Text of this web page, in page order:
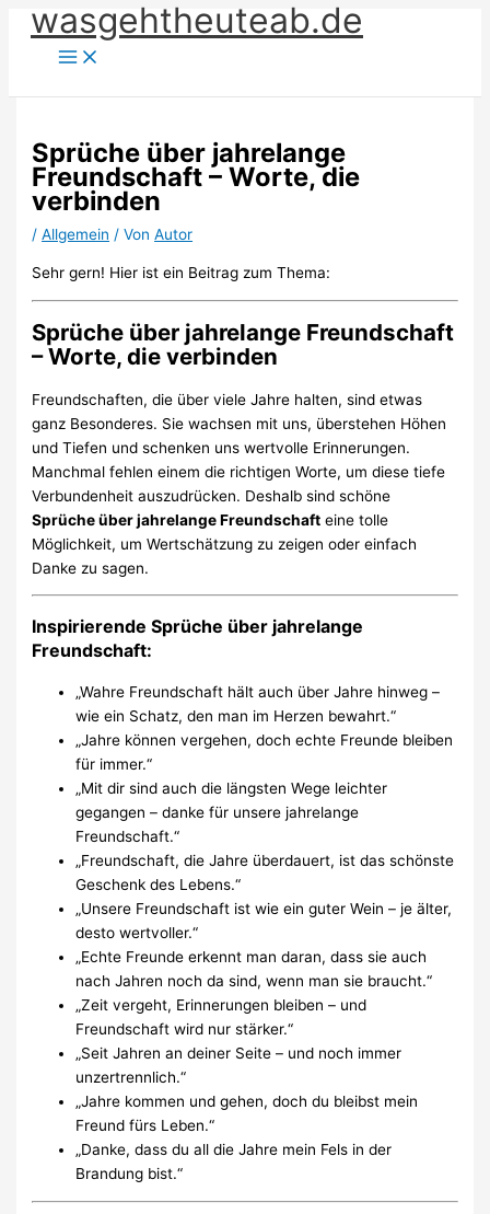
Zum
Inhalt
springen
wasgehtheuteab.de
Sprüche über jahrelange
Freundschaft – Worte, die
verbinden
/Allgemein / VonAutor
Sehr gern! Hier ist ein Beitrag zum Thema:
Sprüche über jahrelange Freundschaft
– Worte, die verbinden
Freundschaften, die über viele Jahre halten, sind etwas
ganz Besonderes. Sie wachsen mit uns, überstehen Höhen
und Tiefen und schenken uns wertvolle Erinnerungen.
Manchmal fehlen einem die richtigen Worte, um diese tiefe
Verbundenheit auszudrücken. Deshalb sind schöne
Sprüche über jahrelange Freundschaft eine tolle
Möglichkeit, um Wertschätzung zu zeigen oder einfach
Danke zu sagen.
Inspirierende Sprüche über jahrelange
Freundschaft:
„Wahre Freundschaft hält auch über Jahre hinweg –
wie ein Schatz, den man im Herzen bewahrt.“
„Jahre können vergehen, doch echte Freunde bleiben
für immer.“
„Mit dir sind auch die längsten Wege leichter
gegangen – danke für unsere jahrelange
Freundschaft.“
„Freundschaft, die Jahre überdauert, ist das schönste
Geschenk des Lebens.“
„Unsere Freundschaft ist wie ein guter Wein – je älter,
desto wertvoller.“
„Echte Freunde erkennt man daran, dass sie auch
nach Jahren noch da sind, wenn man sie braucht.“
„Zeit vergeht, Erinnerungen bleiben – und
Freundschaft wird nur stärker.“
„Seit Jahren an deiner Seite – und noch immer
unzertrennlich.“
„Jahre kommen und gehen, doch du bleibst mein
Freund fürs Leben.“
„Danke, dass du all die Jahre mein Fels in der
Brandung bist.“